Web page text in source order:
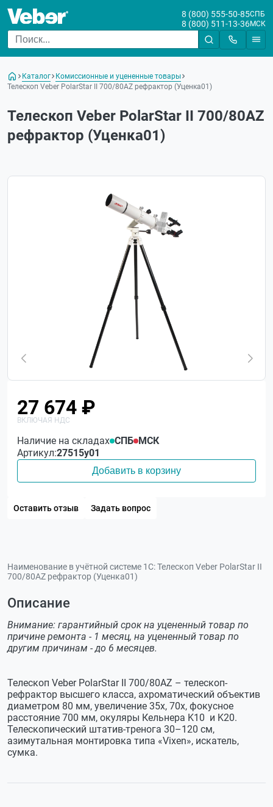
8 (800) 555-50-85СПБ
8 (800) 511-13-36МСК
Каталог
Комиссионные и уцененные товары
Телескоп Veber PolarStar II 700/80AZ рефрактор (Уценка01)
Телескоп Veber PolarStar II 700/80AZ
рефрактор (Уценка01)
27 674 ₽
Наличие на складах СПБ МСК
Артикул:27515у01
Добавить в корзину
Оставить отзыв Задать вопрос
Наименование в учётной системе 1С:Телескоп Veber PolarStar II
700/80AZ рефрактор (Уценка01)
Описание
Внимание: гарантийный срок на уцененный товар по
причине ремонта - 1 месяц, на уцененный товар по
другим причинам - до 6 месяцев.
Телескоп Veber PolarStar II 700/80AZ – телескоп-
рефрактор высшего класса, ахроматический объектив
диаметром 80 мм, увеличение 35х, 70х, фокусное
расстояние 700 мм, окуляры Кельнера K10 и K20.
Телескопический штатив-тренога 30–120 см,
азимутальная монтировка типа «Vixen», искатель,
сумка.